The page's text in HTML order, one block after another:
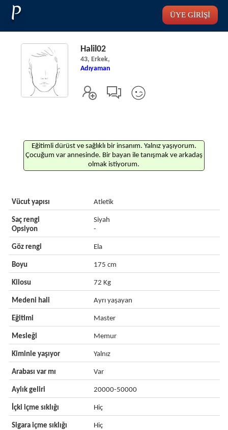
P ÜYE GİRİŞİ
Halil02
43, Erkek,
Adıyaman
Eğitimli dürüst ve sağlıklı bir insanım. Yalnız yaşıyorum.
Çocuğum var annesinde. Bir bayan ile tanışmak ve arkadaş
olmak istiyorum.
Vücut yapısı Atletik
Saç rengi
Opsiyon
Siyah
-
Göz rengi Ela
Boyu 175 cm
Kilosu 72 Kg
Medeni hali Ayrı yaşayan
Eğitimi Master
Mesleği Memur
Kiminle yaşıyor Yalnız
Arabası var mı Var
Aylık geliri 20000-50000
İçki içme sıklığı Hiç
Sigara içme sıklığı Hiç